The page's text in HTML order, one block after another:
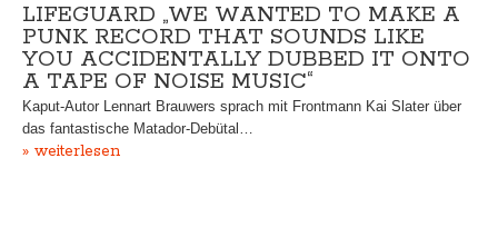
LIFEGUARD „WE WANTED TO MAKE A
PUNK RECORD THAT SOUNDS LIKE
YOU ACCIDENTALLY DUBBED IT ONTO
A TAPE OF NOISE MUSIC“
Kaput-Autor Lennart Brauwers sprach mit Frontmann Kai Slater über
das fantastische Matador-Debütal…
» weiterlesen